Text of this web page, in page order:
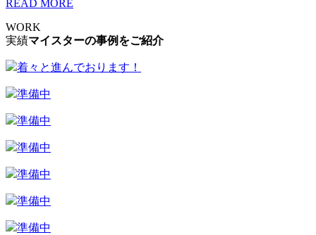
READ MORE
WORK
実績マイスターの事例をご紹介
着々と進んでおります！
準備中
準備中
準備中
準備中
準備中
準備中